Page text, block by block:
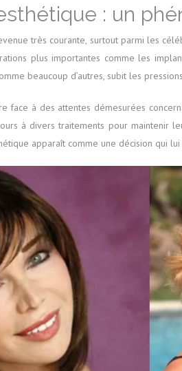
: un
très courante, surtout parmi les
plus importantes comme les
beaucoup d’autres, subit les
face à des attentes démesurées
à divers traitements pour maintenir
apparaît comme une décision qui